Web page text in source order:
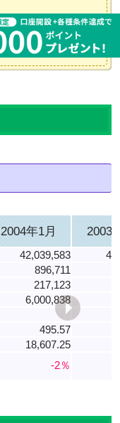
2004年1月 2003
42,039,583
896,711
217,123
6,000,838
495.57
18,607.25
-2％